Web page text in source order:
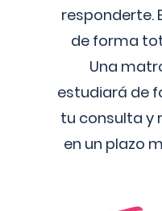
responderte.
de forma
Una
estudiará de
tu consulta y
en un plazo